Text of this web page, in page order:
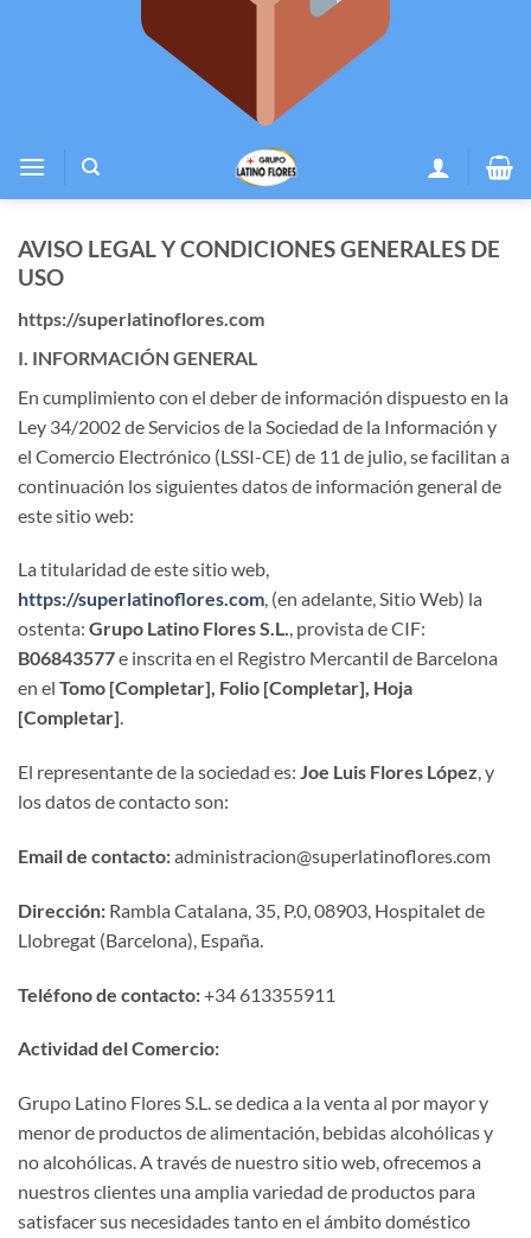
AVISO LEGAL Y CONDICIONES GENERALES DE
USO
https://superlatinoflores.com
I. INFORMACIÓN GENERAL
En cumplimiento con el deber de información dispuesto en la
Ley 34/2002 de Servicios de la Sociedad de la Información y
el Comercio Electrónico (LSSI-CE) de 11 de julio, se facilitan a
continuación los siguientes datos de información general de
este sitio web:
La titularidad de este sitio web,
https://superlatinoflores.com, (en adelante, Sitio Web) la
ostenta: Grupo Latino Flores S.L., provista de CIF:
B06843577e inscrita en el Registro Mercantil de Barcelona
en el Tomo [Completar], Folio [Completar], Hoja
[Completar].
El representante de la sociedad es: Joe Luis Flores López, y
los datos de contacto son:
Email de contacto:administracion@superlatinoflores.com
Dirección: Rambla Catalana, 35, P.0, 08903, Hospitalet de
Llobregat (Barcelona), España.
Teléfono de contacto:+34 613355911
Actividad del Comercio:
Grupo Latino Flores S.L. se dedica a la venta al por mayor y
menor de productos de alimentación, bebidas alcohólicas y
no alcohólicas. A través de nuestro sitio web, ofrecemos a
nuestros clientes una amplia variedad de productos para
satisfacer sus necesidades tanto en el ámbito doméstico